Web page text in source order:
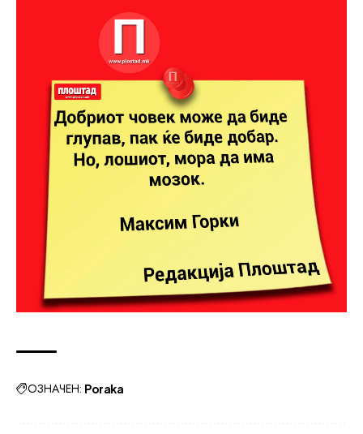
ОЗНАЧЕН: Poraka